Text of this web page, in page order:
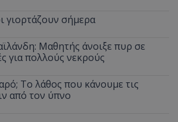
γιορτάζουν σήμερα
Μαθητής άνοιξε πυρ σε
για πολλούς νεκρούς
Το λάθος που κάνουμε τις
από τον ύπνο